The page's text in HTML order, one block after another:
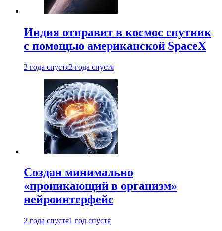
Индия отправит в космос спутник
с помощью американской SpaceX
2 года спустя2 года спустя
Создан минимально
«проникающий в организм»
нейроинтерфейс
2 года спустя1 год спустя